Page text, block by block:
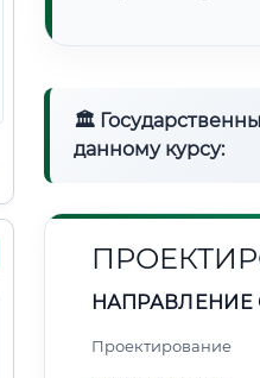
🏛
данному курсу:
НАПРАВЛЕНИЕ
Проектирование